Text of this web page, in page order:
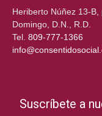
Heriberto Núñez 13-
Domingo, D.N., R.D.
Tel. 809-777-1366
Suscríbete a